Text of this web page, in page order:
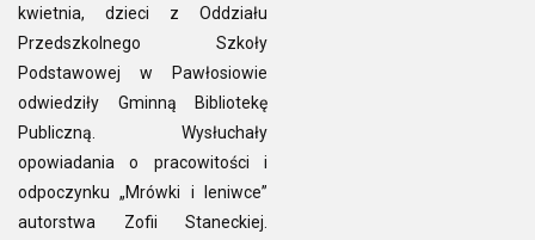
kwietnia, dzieci z Oddziału
Przedszkolnego Szkoły
Podstawowej w Pawłosiowie
odwiedziły Gminną Bibliotekę
Publiczną. Wysłuchały
opowiadania o pracowitości i
odpoczynku „Mrówki i leniwce”
autorstwa Zofii Staneckiej.